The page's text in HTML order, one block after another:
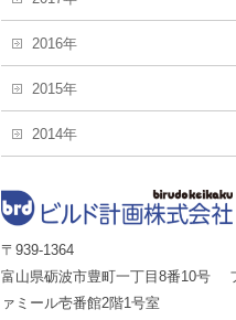
2016年
2015年
2014年
〒939-1364
富山県砺波市豊町一丁目8番10号
ァミール壱番館2階1号室